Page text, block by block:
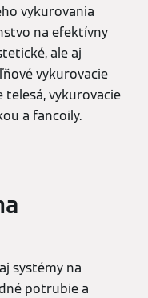
vykurovania
na efektívny
ale aj
vykurovacie
telesá, vykurovacie
a fancoily.
systémy na
potrubie a